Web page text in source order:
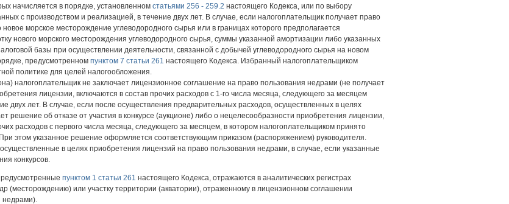
начисляется в порядке, установленном статьями 256 - 259.2 настоящего Кодекса, или по выбору
с производством и реализацией, в течение двух лет. В случае, если налогоплательщик получает право
морское месторождение углеводородного сырья или в границах которого предполагается
нового морского месторождения углеводородного сырья, суммы указанной амортизации либо указанных
базы при осуществлении деятельности, связанной с добычей углеводородного сырья на новом
предусмотренном пунктом 7 статьи 261 настоящего Кодекса. Избранный налогоплательщиком
политике для целей налогообложения.
налогоплательщик не заключает лицензионное соглашение на право пользования недрами (не получает
лицензии, включаются в состав прочих расходов с 1-го числа месяца, следующего за месяцем
двух лет. В случае, если после осуществления предварительных расходов, осуществленных в целях
решение об отказе от участия в конкурсе (аукционе) либо о нецелесообразности приобретения лицензии,
расходов с первого числа месяца, следующего за месяцем, в котором налогоплательщиком принято
этом указанное решение оформляется соответствующим приказом (распоряжением) руководителя.
в целях приобретения лицензий на право пользования недрами, в случае, если указанные
конкурсов.
пунктом 1 статьи 261 настоящего Кодекса, отражаются в аналитических регистрах
(месторождению) или участку территории (акватории), отраженному в лицензионном соглашении
недрами).